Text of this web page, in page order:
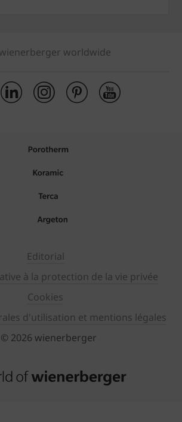
wienerberger worldwide
Editorial
à la protection de la vie privée
Cookies
d'utilisation et mentions légales
© 2026 wienerberger